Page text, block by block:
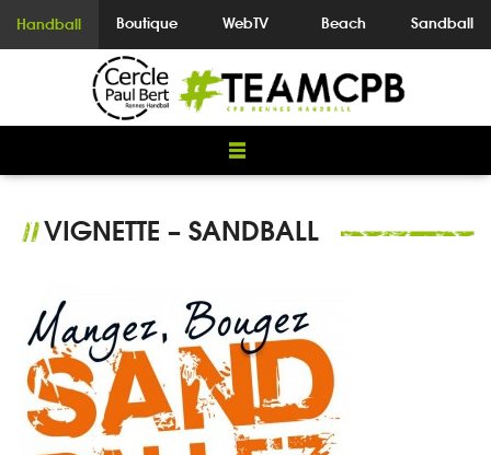
Handball Boutique WebTV Beach Sandball
//VIGNETTE – SANDBALL